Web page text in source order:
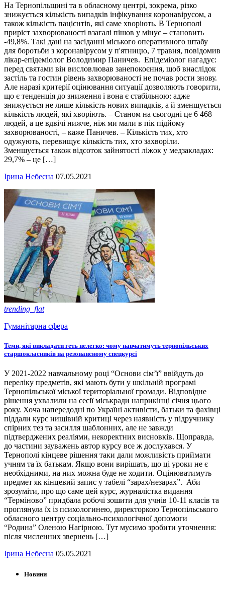
На Тернопільщині та в обласному центрі, зокрема, різко
знижується кількість випадків інфікування коронавірусом, а
також кількість пацієнтів, які саме хворіють. В Тернополі
приріст захворюваності взагалі пішов у мінус – становить
-49,8%. Такі дані на засіданні міського оперативного штабу
для боротьби з коронавірусом у п'ятницю, 7 травня, повідомив
лікар-епідеміолог Володимир Паничев. Епідеміолог нагадує:
перед святами він висловлював занепокоєння, щоб внаслідок
застіль та гостин рівень захворюваності не почав рости знову.
Але наразі критерії оцінювання ситуації дозволяють говорити,
що є тенденція до зниження і вона є стабільною: адже
знижується не лише кількість нових випадків, а й зменшується
кількість людей, які хворіють. – Станом на сьогодні це 6 468
людей, а це вдвічі нижче, ніж ми мали в пік підйому
захворюваності, – каже Паничев. – Кількість тих, хто
одужують, перевищує кількість тих, хто захворіли.
Зменшується також відсоток зайнятості ліжок у медзакладах:
29,7% – це […]
Ірина Небесна 07.05.2021
trending_flat
Гуманітарна сфера
Теми, які викладати геть нелегко: чому навчатимуть тернопільських
старшокласників на резонансному спецкурсі
У 2021-2022 навчальному році “Основи сім’ї” ввійдуть до
переліку предметів, які мають бути у шкільній програмі
Тернопільської міської територіальної громади. Відповідне
рішення ухвалили на сесії міськради наприкінці січня цього
року. Хоча напередодні по Україні активісти, батьки та фахівці
піддали курс нищівній критиці через наявність у підручнику
спірних тез та засилля шаблонних, але не завжди
підтверджених реаліями, некоректних висновків. Щоправда,
до частини зауважень автор курсу все ж дослухався. У
Тернополі кінцеве рішення таки дали можливість приймати
учням та їх батькам. Якщо вони вирішать, що ці уроки не є
необхідними, на них можна буде не ходити. Оцінюватимуть
предмет як кінцевий запис у табелі “зарах/незарах”. Аби
зрозуміти, про що саме цей курс, журналістка видання
“Терміново” придбала робочі зошити для учнів 10-11 класів та
проглянула їх із психологинею, директоркою Тернопільського
обласного центру соціально-психологічної допомоги
“Родина” Оленою Нагірною. Тут мусимо зробити уточнення:
після численних звернень […]
Ірина Небесна 05.05.2021
Новини